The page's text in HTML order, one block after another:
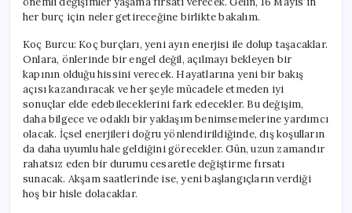
her burç için neler getireceğine birlikte bakalım.
Koç Burcu: Koç burçları, yeni ayın enerjisi ile dolup taşacaklar.
Onlara, önlerinde bir engel değil, açılmayı bekleyen bir
kapının olduğu hissini verecek. Hayatlarına yeni bir bakış
açısı kazandıracak ve her şeyle mücadele etmeden iyi
sonuçlar elde edebileceklerini fark edecekler. Bu değişim,
daha bilgece ve odaklı bir yaklaşım benimsemelerine yardımcı
olacak. İçsel enerjileri doğru yönlendirildiğinde, dış koşulların
da daha uyumlu hale geldiğini görecekler. Gün, uzun zamandır
rahatsız eden bir durumu cesaretle değiştirme fırsatı
sunacak. Akşam saatlerinde ise, yeni başlangıçların verdiği
hoş bir hisle dolacaklar.